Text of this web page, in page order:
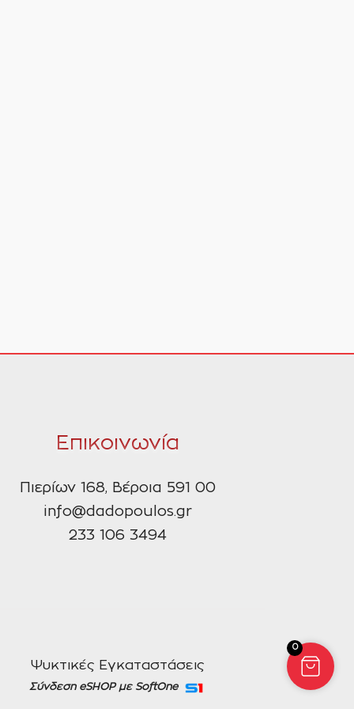
Επικοινωνία
Πιερίων 168, Βέροια 591 00
info@dadopoulos.gr
233 106 3494
Ψυκτικές Εγκαταστάσεις
Σύνδεση eSHOP με SoftOne
0